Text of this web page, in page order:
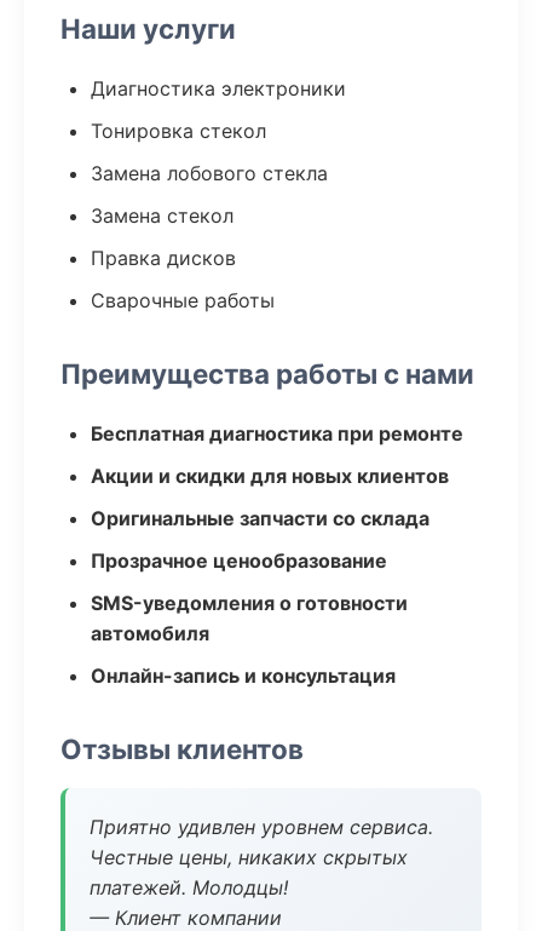
Наши услуги
Диагностика электроники
Тонировка стекол
Замена лобового стекла
Замена стекол
Правка дисков
Сварочные работы
Преимущества работы с нами
Бесплатная диагностика при ремонте
Акции и скидки для новых клиентов
Оригинальные запчасти со склада
Прозрачное ценообразование
SMS-уведомления о готовности
автомобиля
Онлайн-запись и консультация
Отзывы клиентов
Приятно удивлен уровнем сервиса.
Честные цены, никаких скрытых
платежей. Молодцы!
— Клиент компании